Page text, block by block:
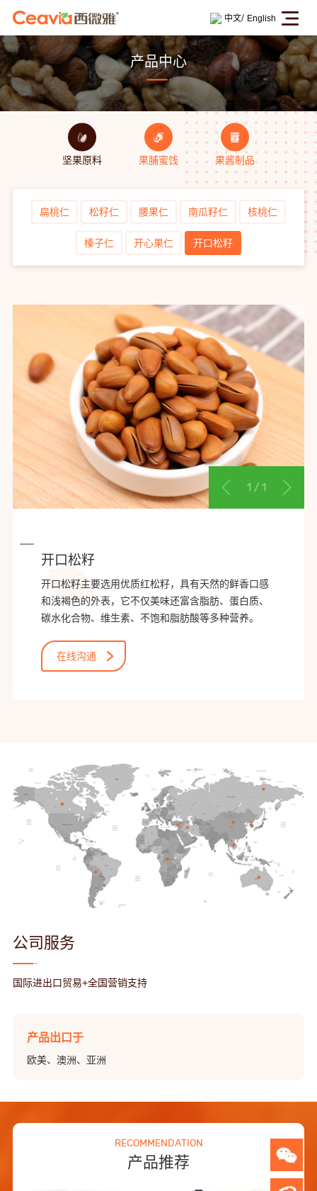
中文/ English
产品中心
坚果原料 果脯蜜饯 果酱制品
扁桃仁 松籽仁 腰果仁 南瓜籽仁 核桃仁
榛子仁 开心果仁 开口松籽
1 /1
开口松籽
开口松籽主要选用优质红松籽，具有天然的鲜香口感
和浅褐色的外表，它不仅美味还富含脂肪、蛋白质、
碳水化合物、维生素、不饱和脂肪酸等多种营养。
在线沟通
公司服务
国际进出口贸易+全国营销支持
产品出口于
欧美、澳洲、亚洲
RECOMMENDATION
产品推荐